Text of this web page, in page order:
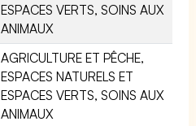
ESPACES VERTS, SOINS AUX
ANIMAUX
AGRICULTURE ET PÊCHE,
ESPACES NATURELS ET
ESPACES VERTS, SOINS AUX
ANIMAUX